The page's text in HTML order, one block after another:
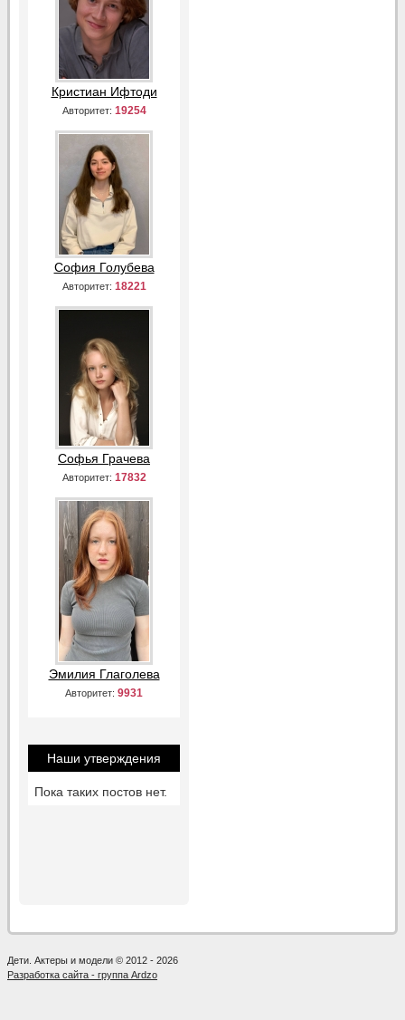
Кристиан Ифтоди
Авторитет: 19254
София Голубева
Авторитет: 18221
Софья Грачева
Авторитет: 17832
Эмилия Глаголева
Авторитет: 9931
Наши утверждения
Пока таких постов нет.
Дети. Актеры и модели © 2012 - 2026
Разработка сайта - группа Ardzo